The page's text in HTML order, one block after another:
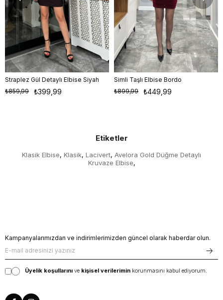
M
Straplez Gül Detaylı Elbise Siyah
₺399,99
₺859,99
Simli Taşlı Elbise Bordo
₺449,99
₺899,99
Etiketler
Klasik Elbise, Klasik, Lacivert, Avelora Gold Düğme Detaylı
Kruvaze Elbise,
Kampanyalarımızdan ve indirimlerimizden güncel olarak haberdar olun.
Üyelik koşullarını ve kişisel verilerimin korunmasını kabul ediyorum.